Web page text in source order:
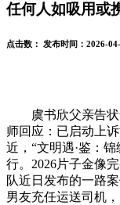
任何人如吸用或
点击数： 发布时间： 2026-
虞书欣父亲告状
师回应：已启动上
近，“文明遇·鉴：
行。2026片子金像
队近日发布的一路
男友充任运送司机